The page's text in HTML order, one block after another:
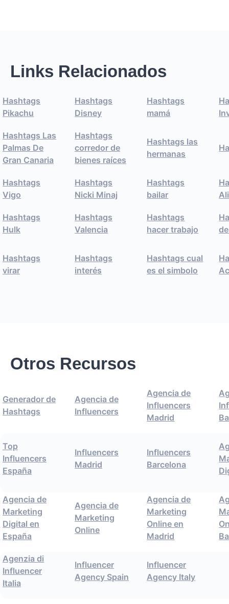
Links Relacionados
Hashtags
Pikachu
Hashtags
Disney
Hashtags
mamá
Hashtags Las
Palmas De
Gran Canaria
Hashtags
corredor de
bienes raíces
Hashtags las
hermanas
Hashtags
Vigo
Hashtags
Nicki Minaj
Hashtags
bailar
Hashtags
Hulk
Hashtags
Valencia
Hashtags
hacer trabajo
Hashtags
virar
Hashtags
interés
Hashtags cual
es el simbolo
Otros Recursos
Generador de
Hashtags
Agencia de
Influencers
Agencia de
Influencers
Madrid
Top
Influencers
España
Influencers
Madrid
Influencers
Barcelona
Agencia de
Marketing
Digital en
España
Agencia de
Marketing
Online
Agencia de
Marketing
Online en
Madrid
Agenzia di
Influencer
Italia
Influencer
Agency Spain
Influencer
Agency Italy